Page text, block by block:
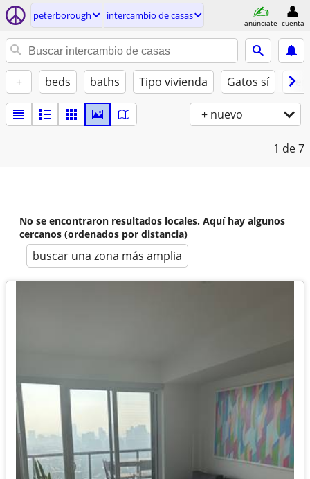
peterborough intercambio de casas
anúnciate cuenta
+ beds baths Tipo vivienda Gatos sí
+ nuevo
1 de 7
No se encontraron resultados locales. Aquí hay algunos
cercanos (ordenados por distancia)
buscar una zona más amplia